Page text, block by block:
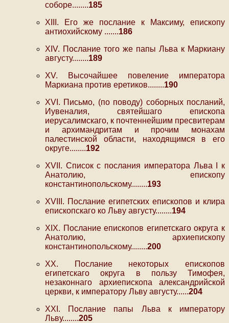
соборе........185
ХIII. Его же послание к Максиму, епископу
антиохийскому .......186
XIV. Послание того же папы Льва к Маркиану
августу........189
XV. Высочайшее повеление императора
Маркиана против еретиков........190
XVI. Письмо, (по поводу) соборных посланий,
Иувеналия, святейшаго епископа
иерусалимскаго, к почтеннейшим пресвитерам
и архимандритам и прочим монахам
палестинской области, находящимся в его
округе........192
XVII. Список с послания императора Льва I к
Анатолию, епископу
константинопольскому........193
XVIII. Послание египетских епископов и клира
епископскаго ко Льву августу........194
XIX. Послание епископов египетскаго округа к
Анатолию, архиепископу
константинопольскому........200
XX. Послание некоторых епископов
египетскаго округа в пользу Тимофея,
незаконнаго архиепископа александрийской
церкви, к императору Льву августу......204
XXI. Послание папы Льва к императору
Льву........205